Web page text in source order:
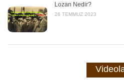
Lozan Nedir?
26 TEMMUZ 2023